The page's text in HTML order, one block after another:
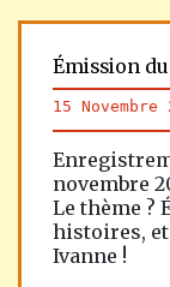
Émission
15 Novembre
novembre
Le thème ?
histoires,
Ivanne !